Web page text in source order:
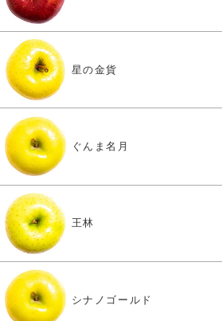
星の金貨
ぐんま名月
王林
シナノゴールド